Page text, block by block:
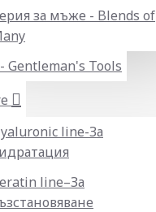
за мъже - Blends of
Gentleman's Tools
line-За
line–За